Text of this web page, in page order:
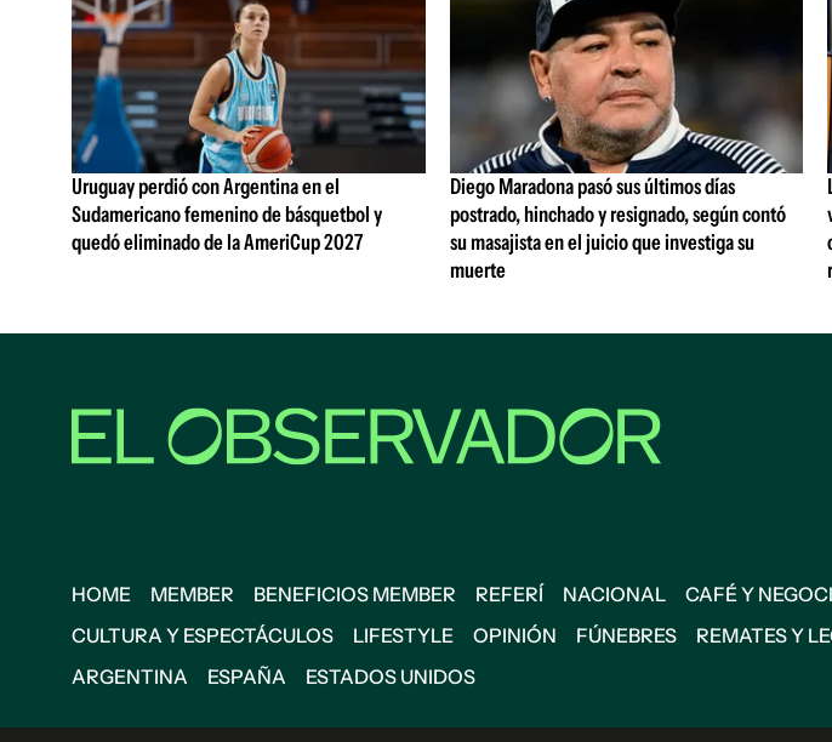
Uruguay perdió con Argentina en el
Sudamericano femenino de básquetbol y
quedó eliminado de la AmeriCup 2027
Diego Maradona pasó sus últimos días
postrado, hinchado y resignado, según contó
su masajista en el juicio que investiga su
muerte
HOME MEMBER BENEFICIOS MEMBER REFERÍ NACIONAL CAFÉ Y
CULTURA Y ESPECTÁCULOS
LIFESTYLE OPINIÓN FÚNEBRES REMATES Y
ARGENTINA
ESPAÑA ESTADOS UNIDOS